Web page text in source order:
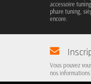
accessoire
phare tuning,
encore.
Vous pouvez
nos